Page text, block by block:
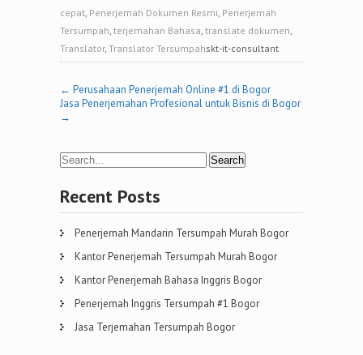
cepat, Penerjemah Dokumen Resmi, Penerjemah
Tersumpah, terjemahan Bahasa, translate dokumen,
Translator, Translator Tersumpahskt-it-consultant
Post
navigation
← Perusahaan Penerjemah Online #1 di Bogor
Jasa Penerjemahan Profesional untuk Bisnis di Bogor
→
Recent Posts
Penerjemah Mandarin Tersumpah Murah Bogor
Kantor Penerjemah Tersumpah Murah Bogor
Kantor Penerjemah Bahasa Inggris Bogor
Penerjemah Inggris Tersumpah #1 Bogor
Jasa Terjemahan Tersumpah Bogor